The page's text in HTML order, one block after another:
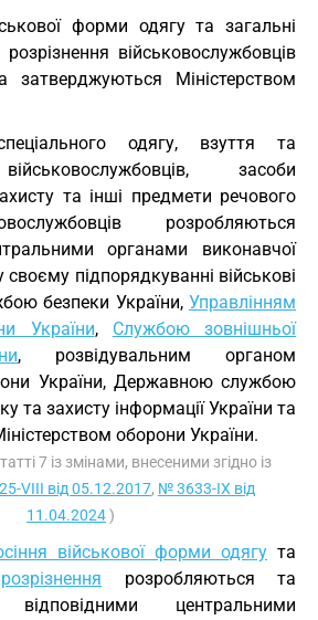
форми одягу та загальні
військовослужбовців
затверджуються Міністерством
одягу, взуття та
засоби
та інші предмети речового
розробляються
органами виконавчої
підпорядкуванні військові
безпеки України, Управлінням
України, Службою зовнішньої
, розвідувальним органом
України, Державною службою
та захисту інформації України та
оборони України.
7 із змінами, внесеними згідно із
VIII від 05.12.2017, № 3633-IX від
11.04.2024)
військової форми одягу та
розробляються та
відповідними центральними